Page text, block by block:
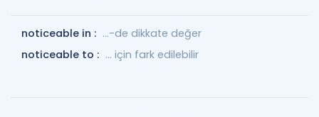
noticeable in : ...-de dikkate değer
noticeable to : ... için fark edilebilir